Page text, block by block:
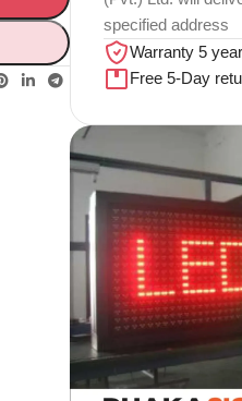
specified address
Warranty 5 year
Free 5-Day